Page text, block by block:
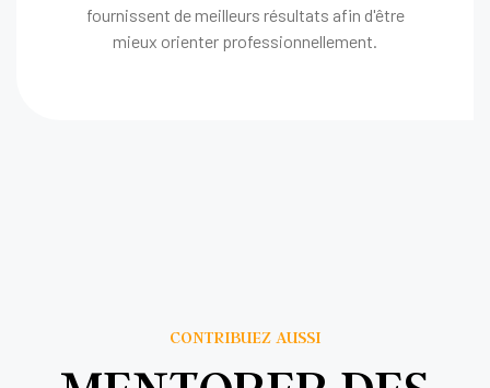
fournissent de meilleurs résultats afin d'être
mieux orienter professionnellement.
CONTRIBUEZ AUSSI